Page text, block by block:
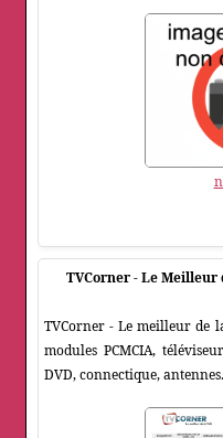
TVCorner - Le Meilleur
TVCorner - Le meilleur de
modules PCMCIA,
DVD, connectique,